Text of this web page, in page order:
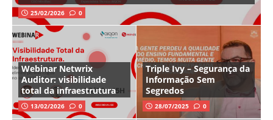
25/02/2026 0
Webinar Netwrix
Auditor: visibilidade
total da infraestrutura
13/02/2026 0
Triple Ivy – Segurança da
Informação Sem
Segredos
28/07/2025 0